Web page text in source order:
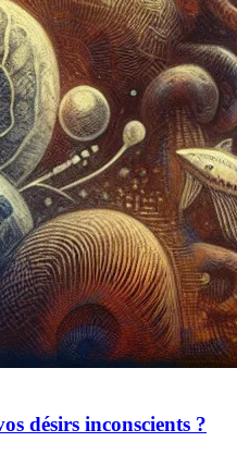
désirs inconscients ?